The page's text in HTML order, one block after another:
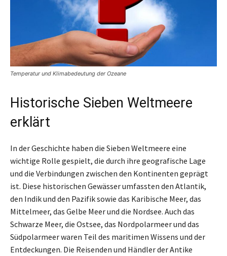
Temperatur und Klimabedeutung der Ozeane
Historische Sieben Weltmeere
erklärt
In der Geschichte haben die Sieben Weltmeere eine
wichtige Rolle gespielt, die durch ihre geografische Lage
und die Verbindungen zwischen den Kontinenten geprägt
ist. Diese historischen Gewässer umfassten den Atlantik,
den Indik und den Pazifik sowie das Karibische Meer, das
Mittelmeer, das Gelbe Meer und die Nordsee. Auch das
Schwarze Meer, die Ostsee, das Nordpolarmeer und das
Südpolarmeer waren Teil des maritimen Wissens und der
Entdeckungen. Die Reisenden und Händler der Antike